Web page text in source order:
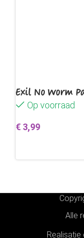
Exil No Worm
Op voorraad
€ 3,99
Alle